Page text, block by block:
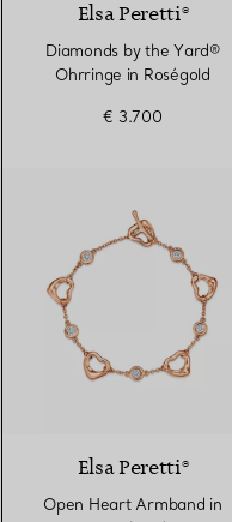
Elsa Peretti®
Diamonds by the Yard®
Ohrringe in Roségold
€ 3.700
Elsa Peretti®
Open Heart Armband in